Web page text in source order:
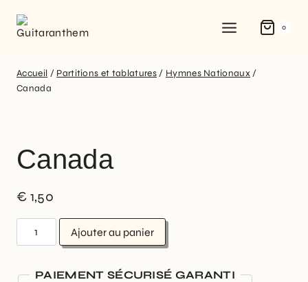
0
Accueil / Partitions et tablatures / Hymnes Nationaux /
Canada
Canada
€ 1,50
Ajouter au panier
PAIEMENT SÉCURISÉ GARANTI